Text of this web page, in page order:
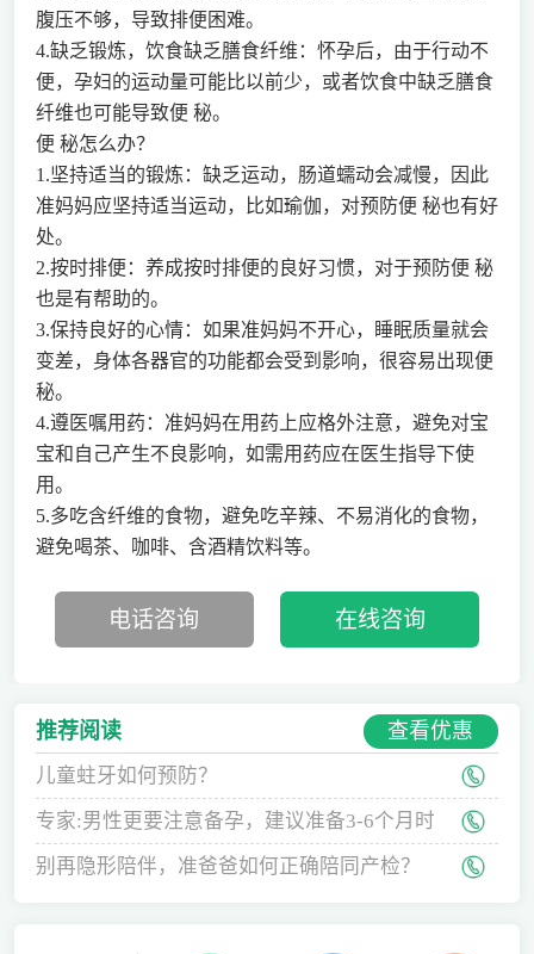
腹压不够，导致排便困难。
4.缺乏锻炼，饮食缺乏膳食纤维：怀孕后，由于行动不
便，孕妇的运动量可能比以前少，或者饮食中缺乏膳食
纤维也可能导致便 秘。
便 秘怎么办？
1.坚持适当的锻炼：缺乏运动，肠道蠕动会减慢，因此
准妈妈应坚持适当运动，比如瑜伽，对预防便 秘也有好
处。
2.按时排便：养成按时排便的良好习惯，对于预防便 秘
也是有帮助的。
3.保持良好的心情：如果准妈妈不开心，睡眠质量就会
变差，身体各器官的功能都会受到影响，很容易出现便
秘。
4.遵医嘱用药：准妈妈在用药上应格外注意，避免对宝
宝和自己产生不良影响，如需用药应在医生指导下使
用。
5.多吃含纤维的食物，避免吃辛辣、不易消化的食物，
避免喝茶、咖啡、含酒精饮料等。
电话咨询 在线咨询
推荐阅读 查看优惠
儿童蛀牙如何预防？
专家:男性更要注意备孕，建议准备3-6个月时
间
别再隐形陪伴，准爸爸如何正确陪同产检？